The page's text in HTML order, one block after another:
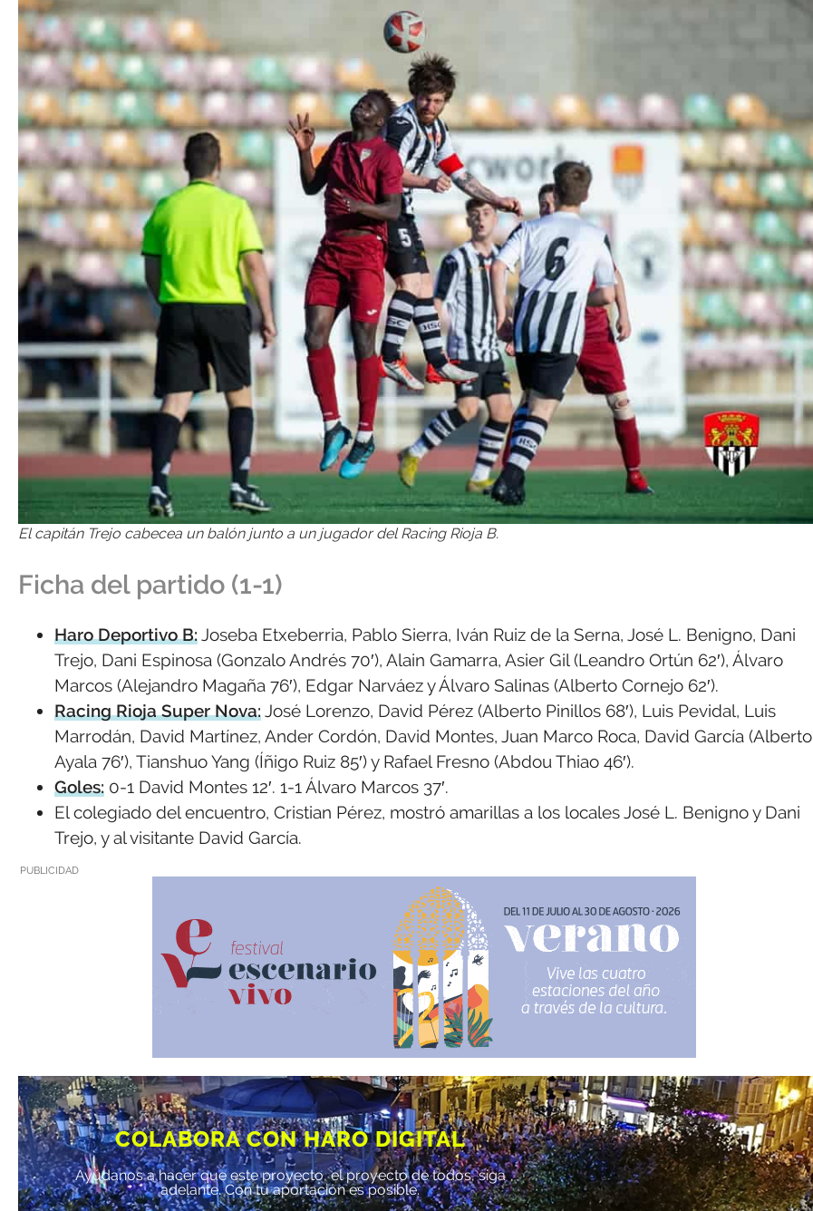
El capitán Trejo cabecea un balón junto a un jugador del Racing Rioja B.
Ficha del partido (1-1)
Haro Deportivo B:Joseba Etxeberria, Pablo Sierra, Iván Ruiz de la Serna, José L. Benigno, Dani
Trejo, Dani Espinosa (Gonzalo Andrés 70′), Alain Gamarra, Asier Gil (Leandro Ortún 62′), Álvaro
Marcos (Alejandro Magaña 76′), Edgar Narváez y Álvaro Salinas (Alberto Cornejo 62′).
Racing Rioja Super Nova:José Lorenzo, David Pérez (Alberto Pinillos 68′), Luis Pevidal, Luis
Marrodán, David Martínez, Ander Cordón, David Montes, Juan Marco Roca, David García (Alberto
Ayala 76′), Tianshuo Yang (Íñigo Ruiz 85′) y Rafael Fresno (Abdou Thiao 46′).
Goles: 0-1 David Montes 12′. 1-1 Álvaro Marcos 37′.
El colegiado del encuentro, Cristian Pérez, mostró amarillas a los locales José L. Benigno y Dani
Trejo, y al visitante David García.
PUBLICIDAD
COLABORA CON HARO DIGITAL
Ayúdanos a hacer que este proyecto, el proyecto de todos, siga
adelante. Con tu aportación es posible.